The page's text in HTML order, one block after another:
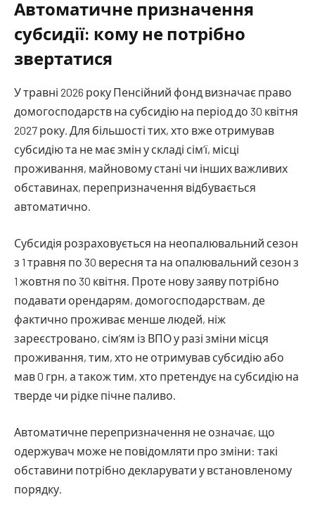
Автоматичне призначення
субсидії: кому не потрібно
звертатися
У травні 2026 року Пенсійний фонд визначає право
домогосподарств на субсидію на період до 30 квітня
2027 року. Для більшості тих, хто вже отримував
субсидію та не має змін у складі сім’ї, місці
проживання, майновому стані чи інших важливих
обставинах, перепризначення відбувається
автоматично.
Субсидія розраховується на неопалювальний сезон
з 1 травня по 30 вересня та на опалювальний сезон з
1 жовтня по 30 квітня. Проте нову заяву потрібно
подавати орендарям, домогосподарствам, де
фактично проживає менше людей, ніж
зареєстровано, сім’ям із ВПО у разі зміни місця
проживання, тим, хто не отримував субсидію або
мав 0 грн, а також тим, хто претендує на субсидію на
тверде чи рідке пічне паливо.
Автоматичне перепризначення не означає, що
одержувач може не повідомляти про зміни: такі
обставини потрібно декларувати у встановленому
порядку.